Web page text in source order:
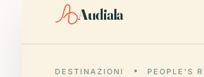
Audiala
DESTINAZIONI PEOPLE'S